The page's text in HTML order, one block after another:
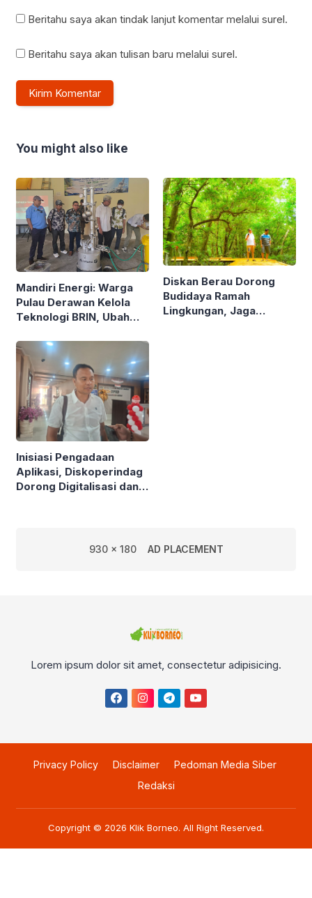
Beritahu saya akan tindak lanjut komentar melalui surel.
Beritahu saya akan tulisan baru melalui surel.
You might also like
Mandiri Energi: Warga
Pulau Derawan Kelola
Teknologi BRIN, Ubah
Solar
Diskan Berau Dorong
Budidaya Ramah
Lingkungan, Jaga
Inisiasi Pengadaan
Aplikasi, Diskoperindag
Dorong Digitalisasi dan
930 x 180 AD PLACEMENT
Lorem ipsum dolor sit amet, consectetur adipisicing.
Privacy Policy Disclaimer
Pedoman Media Siber
Redaksi
Copyright © 2026 Klik Borneo. All Right Reserved.